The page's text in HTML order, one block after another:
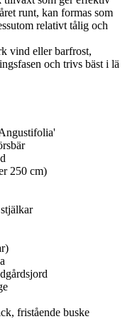
runt, kan formas som
relativt tålig och
vind eller barfrost,
och trivs bäst i lä
250 cm)
fristående buske